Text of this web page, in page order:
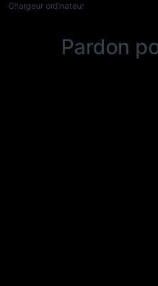
Chargeur ordinateur
Pardon